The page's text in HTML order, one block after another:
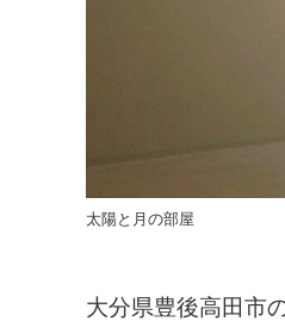
太陽と月の部屋
大分県豊後高田市